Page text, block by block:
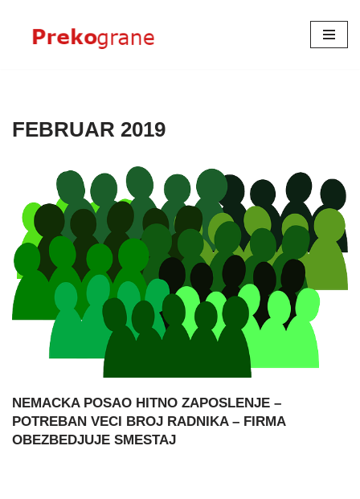
Skoči
FEBRUAR 2019
NEMACKA POSAO HITNO ZAPOSLENJE –
POTREBAN VECI BROJ RADNIKA – FIRMA
OBEZBEDJUJE SMESTAJ